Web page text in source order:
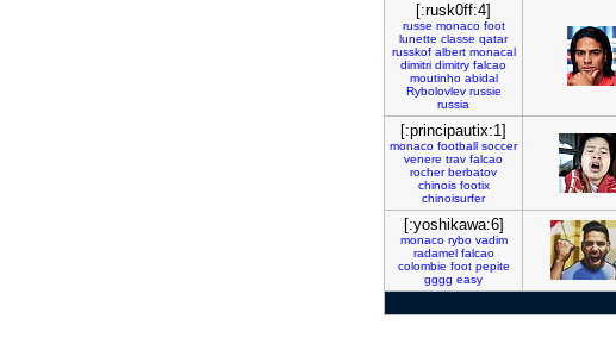
[:rusk0ff:4]
russe monaco foot
lunette classe qatar
russkof albert monacal
dimitri dimitry falcao
moutinho abidal
Rybolovlev russie
russia
[:principautix:1]
monaco football soccer
venere trav falcao
rocher berbatov
chinois footix
chinoisurfer
[:yoshikawa:6]
monaco rybo vadim
radamel falcao
colombie foot pepite
gggg easy